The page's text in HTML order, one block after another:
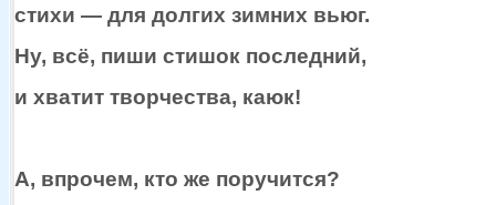
стихи — для долгих зимних вьюг.
Ну, всё, пиши стишок последний,
и хватит творчества, каюк!
А, впрочем, кто же поручится?